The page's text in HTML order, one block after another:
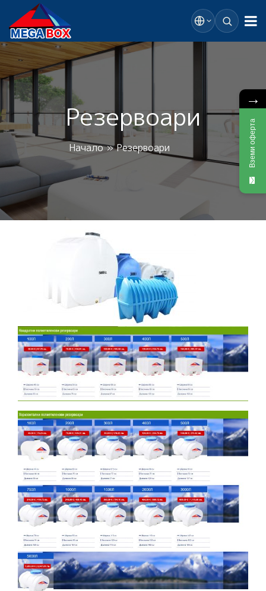
Резервоари
Начало»Резервоари
→
Вземи оферта